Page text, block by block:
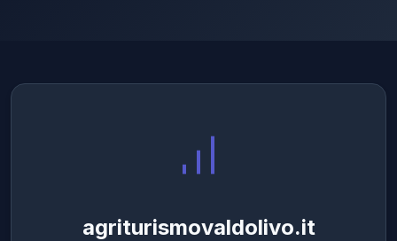
agriturismovaldolivo.it